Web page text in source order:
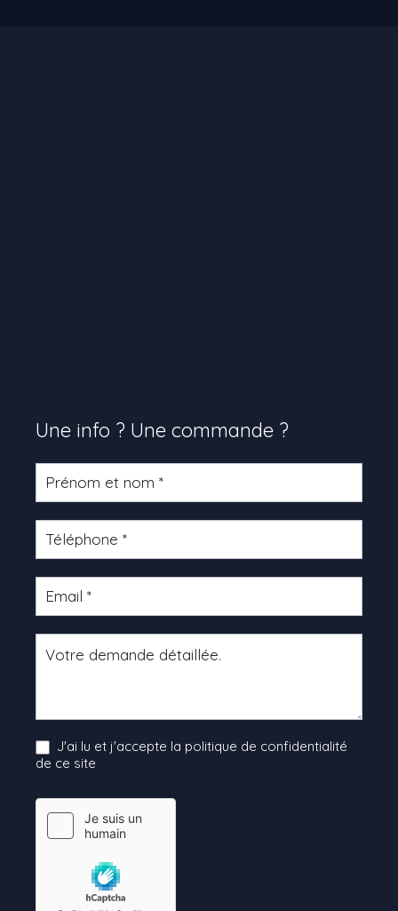
Une info ? Une commande ?
Formulaire
produit
J'ai lu et j'accepte la politique de confidentialité
de ce site